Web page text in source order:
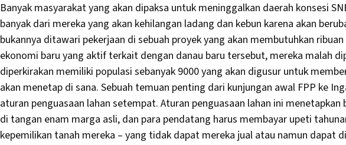
Banyak masyarakat yang akan dipaksa untuk meninggalkan daerah konsesi
banyak dari mereka yang akan kehilangan ladang dan kebun karena akan
bukannya ditawari pekerjaan di sebuah proyek yang akan membutuhkan
ekonomi baru yang aktif terkait dengan danau baru tersebut, mereka malah
diperkirakan memiliki populasi sebanyak 9000 yang akan digusur untuk
akan menetap di sana. Sebuah temuan penting dari kunjungan awal FPP ke
aturan penguasaan lahan setempat. Aturan penguasaan lahan ini
di tangan enam marga asli, dan para pendatang harus membayar upeti
kepemilikan tanah mereka – yang tidak dapat mereka jual atau namun dapat